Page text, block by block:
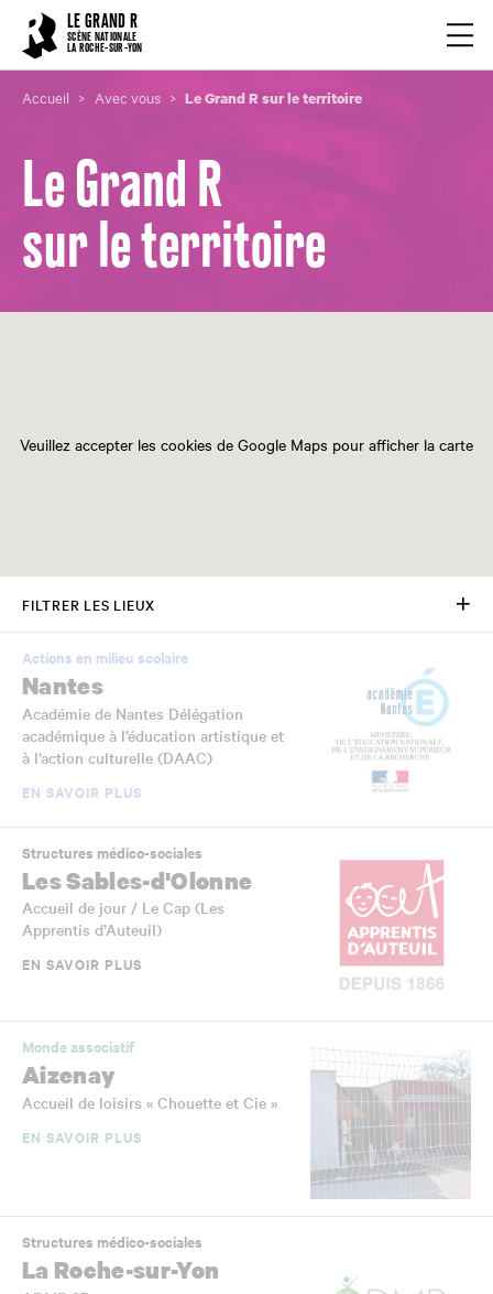
LE GRAND R
SCÈNE NATIONALE
LA ROCHE-SUR-YON
Accueil Avec vous Le Grand R sur le territoire
Le Grand R
sur le territoire
FILTRER LES LIEUX
Actions en milieu scolaire
Nantes
Académie de Nantes Délégation
académique à l’éducation artistique et
à l’action culturelle (DAAC)
EN SAVOIR PLUS
Structures médico-sociales
Les Sables-d'Olonne
Accueil de jour / Le Cap (Les
Apprentis d’Auteuil)
EN SAVOIR PLUS
Monde associatif
Aizenay
Accueil de loisirs « Chouette et Cie »
EN SAVOIR PLUS
Structures médico-sociales
La Roche-sur-Yon
Cookies management panel